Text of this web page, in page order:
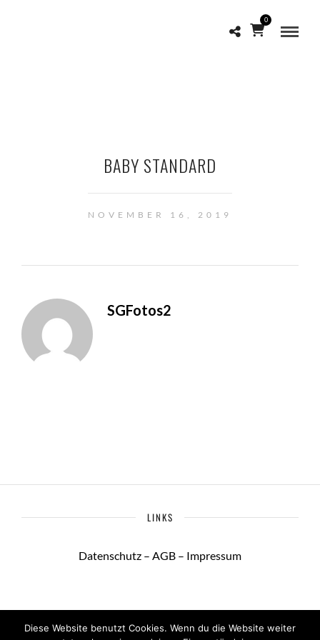
0
BABY STANDARD
NOVEMBER 16, 2019
SGFotos2
LINKS
Datenschutz – AGB – Impressum
Diese Website benutzt Cookies. Wenn du die Website weiter